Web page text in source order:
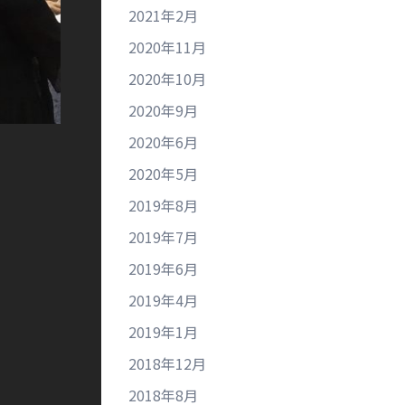
2021年2月
2020年11月
2020年10月
2020年9月
2020年6月
2020年5月
2019年8月
2019年7月
2019年6月
2019年4月
2019年1月
2018年12月
2018年8月